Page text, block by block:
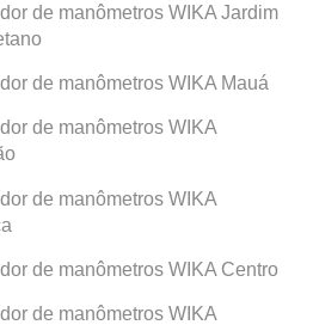
de manômetros WIKA Jardim
de manômetros WIKA Mauá
de manômetros WIKA
de manômetros WIKA
de manômetros WIKA Centro
de manômetros WIKA